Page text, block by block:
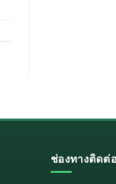
ช่องทางติดต่อ